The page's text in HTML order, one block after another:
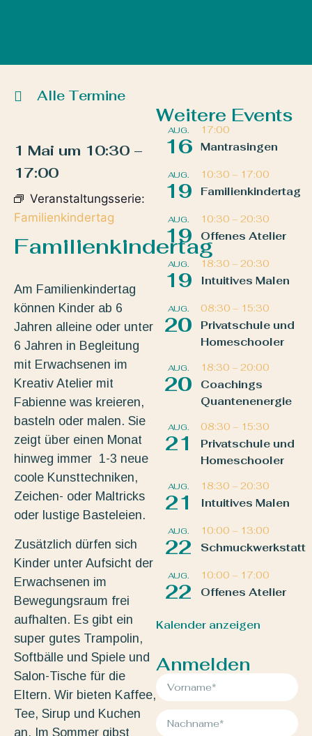
Alle Termine
1 Mai um 10:30 –
17:00
Veranstaltungsserie:
Familienkindertag
Familienkindertag
Am Familienkindertag
können Kinder ab 6
Jahren alleine oder unter
6 Jahren in Begleitung
mit Erwachsenen im
Kreativ Atelier mit
Fabienne was kreieren,
basteln oder malen. Sie
zeigt über einen Monat
hinweg immer 1-3 neue
coole Kunsttechniken,
Zeichen- oder Maltricks
oder lustige Basteleien.
Zusätzlich dürfen sich
Kinder unter Aufsicht der
Erwachsenen im
Bewegungsraum frei
aufhalten. Es gibt ein
super gutes Trampolin,
Softbälle und Spiele und
Salon-Tische für die
Eltern. Wir bieten Kaffee,
Tee, Sirup und Kuchen
an. Im Sommer gibst
Weitere Events
AUG.
16
17:00
Mantrasingen
AUG.
19
10:30 – 17:00
Familienkindertag
AUG.
19
10:30 – 20:30
Offenes Atelier
AUG.
19
18:30 – 20:30
Intuitives Malen
AUG.
20
08:30 – 15:30
Privatschule und
Homeschooler
AUG.
20
18:30 – 20:00
Coachings
Quantenenergie
AUG.
21
08:30 – 15:30
Privatschule und
Homeschooler
AUG.
21
18:30 – 20:30
Intuitives Malen
AUG.
22
10:00 – 13:00
Schmuckwerkstatt
AUG.
22
10:00 – 17:00
Offenes Atelier
Kalender anzeigen
Anmelden